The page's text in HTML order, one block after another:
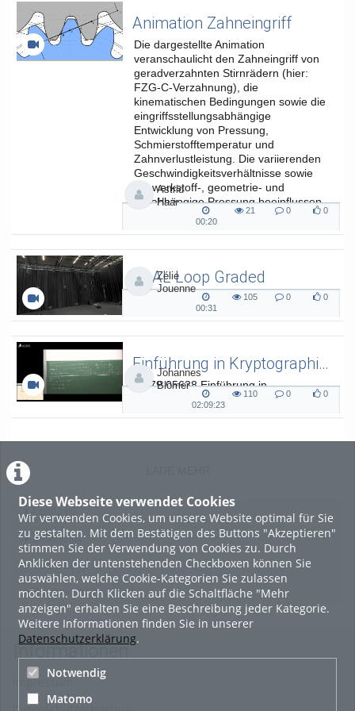
Diese Webseite verwendet Cookies
Wir verwenden Cookies, um unsere Website optimal für Sie
zu gestalten. Mit dem Bestätigen des Buttons "Akzeptieren"
stimmen Sie der Verwendung von Cookies zu. Durch
Anklicken der untenstehenden Checkboxen können Sie
auswählen, welche Cookie-Kategorien Sie zulassen
möchten. Durch Klicken auf die Schaltfläche "Mehr
anzeigen" erhalten Sie eine Beschreibung jeder Kategorie.
Weitere Informationen finden Sie in unserer
Datenschutzerklärung.
Notwendig
Matomo
Fakultät für
Kulturwissenschaften
Animation Zahneingriff
Die dargestellte Animation
veranschaulicht den Zahneingriff von
geradverzahnten Stirnrädern (hier:
FZG-C-Verzahnung), die
kinematischen Bedingungen sowie die
eingriffsstellungsabhängige
Entwicklung von Pressung,
Schmierstofftemperatur und
Zahnverlustleistung. Die variierenden
Geschwindigkeitsverhältnisse sowie
die werkstoff-, geometrie- und
lastabhängige Pressung beeinflussen
Astrid
Haar
00:20
00:20
21
views
0
Kommentare
0
likes
SAAL Loop Graded
SAAL Musikinformatik
Zélie
Jouenne
00:31
00:31
105
views
0
Kommentare
0
likes
Einführung in Kryptographie (in English) 15
L.079.05638 Einführung in
Kryptographie (in English) - SoSe 26
Johannes
Blömer
02:09:23
02:09:23
110
views
0
Kommentare
0
likes
Beliebtheit
Bewertung
Kommentare
Informationen
Impressum